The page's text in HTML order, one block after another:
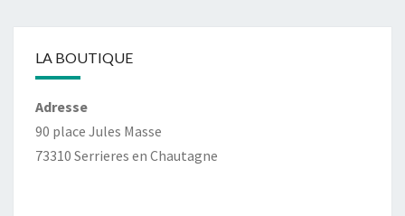
LA BOUTIQUE
Adresse
90 place Jules Masse
73310 Serrieres en Chautagne